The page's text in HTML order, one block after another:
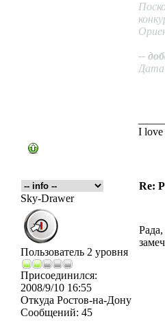
--
Дата
I love
Re:
Sky-Drawer
Пользователь 2 уровня
Присоединился:
2008/9/10 16:55
Откуда Ростов-на-Дону
Сообщений: 45